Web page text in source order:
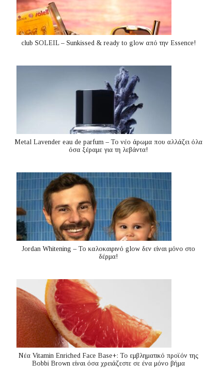
club SOLEIL – Sunkissed & ready to glow από την Essence!
Metal Lavender eau de parfum – Το νέο άρωμα που αλλάζει όλα
όσα ξέραμε για τη λεβάντα!
Jordan Whitening – Το καλοκαιρινό glow δεν είναι μόνο στο
δέρμα!
Nέα Vitamin Enriched Face Base+: Το εμβληματικό προϊόν της
Bobbi Brown είναι όσα χρειάζεστε σε ένα μόνο βήμα